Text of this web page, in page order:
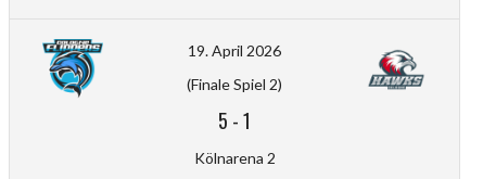
19. April 2026
(Finale Spiel 2)
5 -1
Kölnarena 2